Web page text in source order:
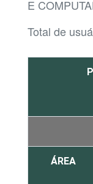
E
Total de
ÁREA